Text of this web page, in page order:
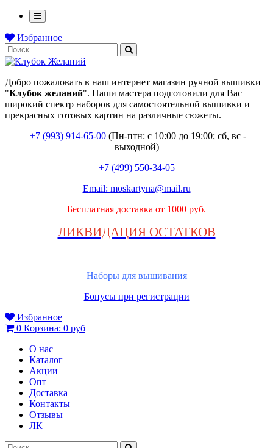
Избранное
Добро пожаловать в наш интернет магазин ручной вышивки
"Клубок желаний". Наши мастера подготовили для Вас
широкий спектр наборов для самостоятельной вышивки и
прекрасных готовых картин на различные сюжеты.
+7 (993) 914-65-00 (Пн-птн: с10:00 до 19:00; сб, вс -
выходной)
+7 (499) 550-34-05
Email: moskartyna@mail.ru
Бесплатная доставка от 1000 руб.
ЛИКВИДАЦИЯ ОСТАТКОВ
Наборы для вышивания
Бонусы при регистрации
Избранное
0 Корзина: 0 руб
О нас
Каталог
Акции
Опт
Доставка
Контакты
Отзывы
ЛК